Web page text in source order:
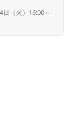
日（火）16:00～